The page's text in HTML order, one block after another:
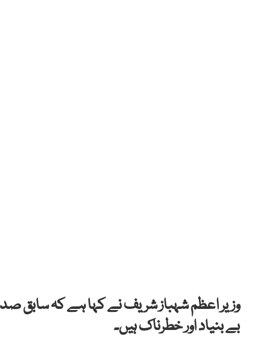
وزیر اعظم شہباز شریف نے کہا ہے کہ سابق
بے بنیاد اور خطرناک ہیں۔